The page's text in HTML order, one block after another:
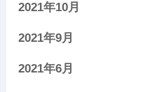
2021年10月
2021年9月
2021年6月